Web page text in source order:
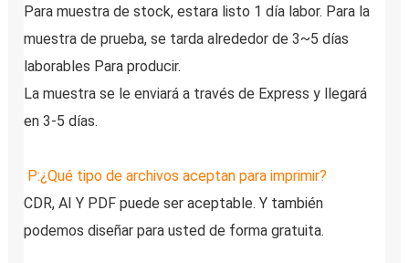
Para muestra de stock, estara listo 1 día labor. Para la
muestra de prueba, se tarda alrededor de 3~5 días
laborables Para producir.
La muestra se le enviará a través de Express y llegará
en 3-5 días.
P:¿Qué tipo de archivos aceptan para imprimir?
CDR, AI Y PDF puede ser aceptable. Y también
podemos diseñar para usted de forma gratuita.